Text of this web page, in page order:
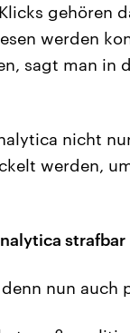
gehören
werden
sagt man in
nicht
werden,
strafbar
nun auch